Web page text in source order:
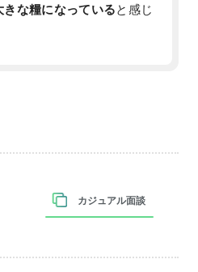
な糧になっていると感じ
カジュアル面談